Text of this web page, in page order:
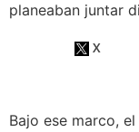
planeaban juntar
Bajo ese marco,